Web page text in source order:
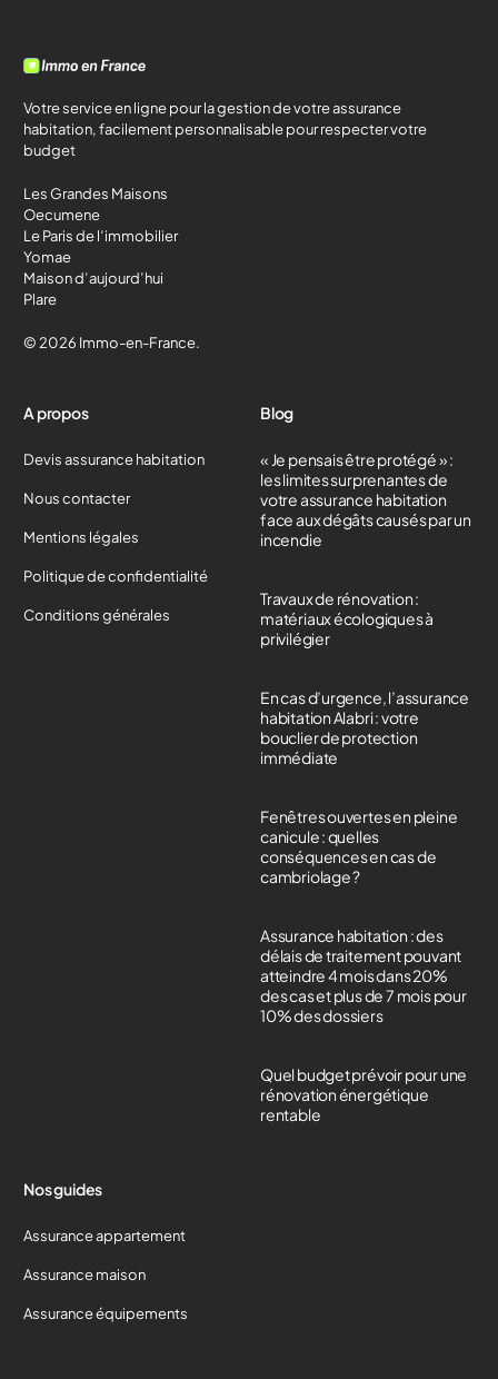
Votre service en ligne pour la gestion de votre assurance
habitation, facilement personnalisable pour respecter votre
budget
Les Grandes Maisons
Oecumene
Le Paris de l’immobilier
Yomae
Maison d’aujourd’hui
Plare
© 2026 Immo-en-France.
A propos
Devis assurance habitation
Nous contacter
Mentions légales
Politique de confidentialité
Conditions générales
Blog
« Je pensais être protégé » :
les limites surprenantes de
votre assurance habitation
face aux dégâts causés par un
incendie
Travaux de rénovation :
matériaux écologiques à
privilégier
En cas d’urgence, l’assurance
habitation Alabri : votre
bouclier de protection
immédiate
Fenêtres ouvertes en pleine
canicule : quelles
conséquences en cas de
cambriolage ?
Assurance habitation : des
délais de traitement pouvant
atteindre 4 mois dans 20%
des cas et plus de 7 mois pour
10% des dossiers
Quel budget prévoir pour une
rénovation énergétique
rentable
Nos guides
Assurance appartement
Assurance maison
Assurance équipements